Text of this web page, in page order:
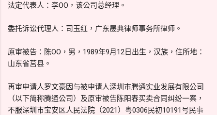
法定代表人：李OO，该公司总经理。
委托诉讼代理人：司玉红，广东晟典律师事务所律师。
原审被告：陈OO，男，1989年9月12日出生，汉族，住所地：
山东省莒县。
再审申请人罗文豪因与被申请人深圳市腾通实业发展有限公司
（以下简称腾通公司）及原审被告陈阳春买卖合同纠纷一案，
不服深圳市宝安区人民法院（2021）粤0306民初10191号民事